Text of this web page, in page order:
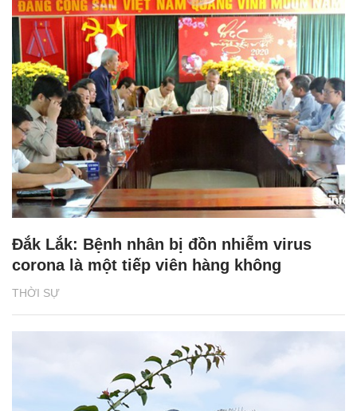
THỜI SỰ
Đắk Lắk: Bệnh nhân bị đồn nhiễm virus
corona là một tiếp viên hàng không